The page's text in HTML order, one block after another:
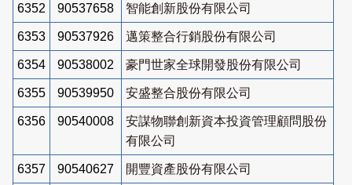
6352 90537658 智能創新股份有限公司
6353 90537926 邁策整合行銷股份有限公司
6354 90538002 豪門世家全球開發股份有限公司
6355 90539950 安盛整合股份有限公司
6356 90540008
安謀物聯創新資本投資管理顧問股份
有限公司
6357 90540627 開豐資產股份有限公司